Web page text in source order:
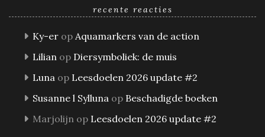
recente reacties
Ky-er op Aquamarkers van de action
Lilian op Diersymboliek: de muis
Luna op Leesdoelen 2026 update #2
Susanne l Sylluna op Beschadigde boeken
Marjolijn op Leesdoelen 2026 update #2